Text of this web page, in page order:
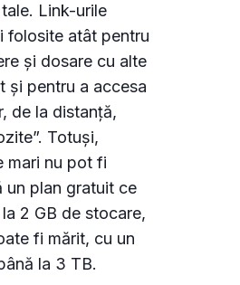
Link-urile
folosite atât pentru
și dosare cu alte
și pentru a accesa
de la distanță,
Totuși,
mari nu pot fi
un plan gratuit ce
2 GB de stocare,
fi mărit, cu un
la 3 TB.